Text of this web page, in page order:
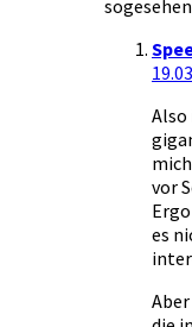
Also
vor
es